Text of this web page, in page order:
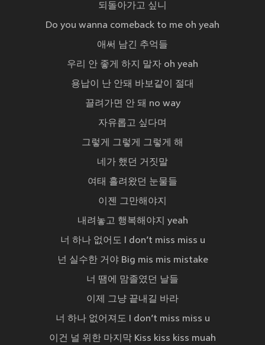
되돌아가고 싶니
Do you wanna comeback to me oh yeah
애써 남긴 추억들
우리 안 좋게 하지 말자 oh yeah
용납이 난 안돼 바보같이 절대
끌려가면 안 돼 no way
자유롭고 싶다며
그렇게 그렇게 그렇게 해
네가 했던 거짓말
여태 흘려왔던 눈물들
이젠 그만해야지
내려놓고 행복해야지 yeah
너 하나 없어도 I don’t miss miss u
넌 실수한 거야 Big mis mis mistake
너 땜에 맘졸였던 날들
이제 그냥 끝내길 바라
너 하나 없어져도 I don’t miss miss u
이건 널 위한 마지막 Kiss kiss kiss muah